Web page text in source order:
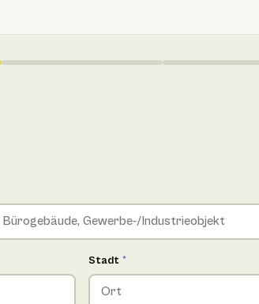
Stadt *